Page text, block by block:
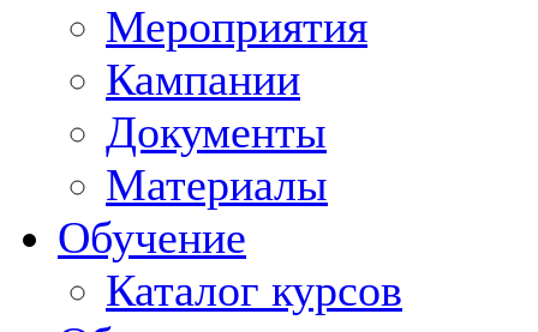
Мероприятия
Кампании
Документы
Материалы
Обучение
Каталог курсов